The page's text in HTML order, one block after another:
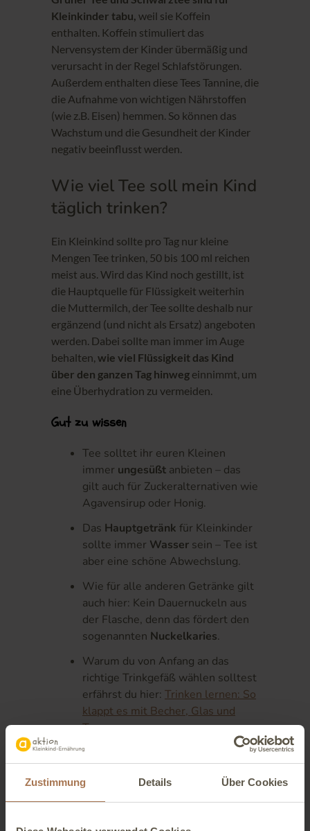
Zustimmung Details Über Cookies
Kleinkinder tabu, weil sie Koffein
enthalten. Koffein stimuliert das
Nervensystem der Kinder übermäßig und
verursacht in der Regel Schlafstörungen.
Außerdem enthalten diese Tees Tannine, die
die Aufnahme von wichtigen Nährstoffen
(wie z.B. Eisen) hemmen. So können das
Wachstum und die Gesundheit der Kinder
negativ beeinflusst werden.
Wie viel Tee soll mein Kind
täglich trinken?
Ein Kleinkind sollte pro Tag nur kleine
Mengen Tee trinken, 50 bis 100 ml reichen
meist aus. Wird das Kind noch gestillt, ist
die Hauptquelle für Flüssigkeit weiterhin
die Muttermilch, der Tee sollte deshalb nur
ergänzend (und nicht als Ersatz) angeboten
werden. Dabei sollte man immer im Auge
behalten, wie viel Flüssigkeit das Kind
über den ganzen Tag hinweg einnimmt, um
eine Überhydration zu vermeiden.
Gut zu wissen
Tee solltet ihr euren Kleinen
immer ungesüßt anbieten – das
gilt auch für Zuckeralternativen wie
Agavensirup oder Honig.
Das Hauptgetränk für Kleinkinder
sollte immer Wasser sein – Tee ist
aber eine schöne Abwechslung.
Wie für alle anderen Getränke gilt
auch hier: Kein Dauernuckeln aus
der Flasche, denn das fördert den
sogenannten Nuckelkaries.
Warum du von Anfang an das
richtige Trinkgefäß wählen solltest
erfährst du hier: Trinken lernen: So
klappt es mit Becher, Glas und
Tasse
Häufig gestellte Fragen
Ab wann dürfen Babys Tee